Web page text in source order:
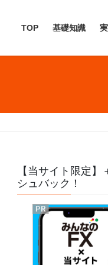
TOP 基礎知識
【当サイト限定】
シュバック！